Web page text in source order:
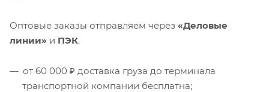
Оптовые заказы отправляем через «Деловые
линии» и ПЭК.
от 60 000 ₽ доставка груза до терминала
транспортной компании бесплатна;